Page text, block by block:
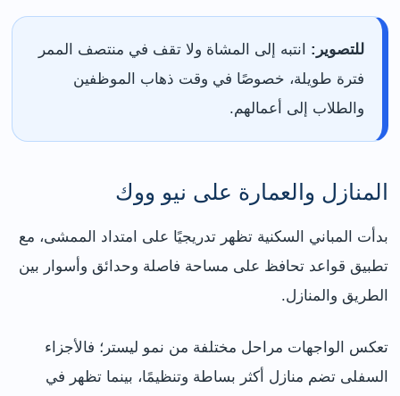
للتصوير: انتبه إلى المشاة ولا تقف في منتصف الممر
فترة طويلة، خصوصًا في وقت ذهاب الموظفين
والطلاب إلى أعمالهم.
المنازل والعمارة على نيو ووك
بدأت المباني السكنية تظهر تدريجيًا على امتداد الممشى، مع
تطبيق قواعد تحافظ على مساحة فاصلة وحدائق وأسوار بين
الطريق والمنازل.
تعكس الواجهات مراحل مختلفة من نمو ليستر؛ فالأجزاء
السفلى تضم منازل أكثر بساطة وتنظيمًا، بينما تظهر في